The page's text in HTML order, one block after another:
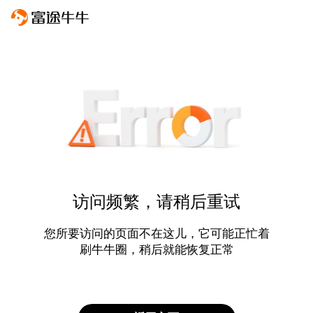
访问频繁，请稍后重试
您所要访问的页面不在这儿，它可能正忙着
刷牛牛圈，稍后就能恢复正常